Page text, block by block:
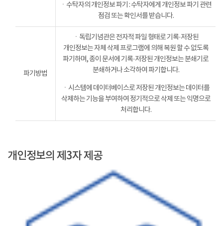
ㆍ수탁자의 개인정보 파기 : 수탁자에게 개인정보 파기 관련
점검 또는 확인서를 받습니다.
파기방법
ㆍ독립기념관은 전자적 파일 형태로 기록·저장된
개인정보는 자체 삭제 프로그램에 의해 복원 할 수 없도록
파기하며, 종이 문서에 기록·저장된 개인정보는 분쇄기로
분쇄하거나 소각하여 파기합니다.
ㆍ시스템에 데이터베이스로 저장된 개인정보는 데이터를
삭제하는 기능을 부여하여 정기적으로 삭제 또는 익명으로
처리합니다.
개인정보의 제3자 제공